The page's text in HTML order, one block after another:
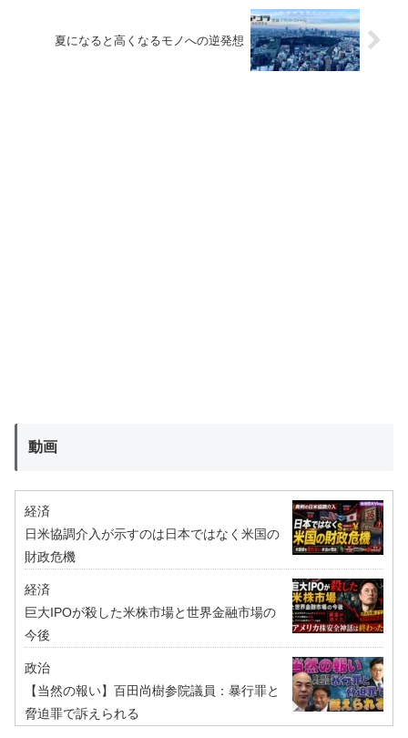
夏になると高くなるモノへの逆発想
動画
経済
日米協調介入が示すのは日本ではなく米国の
財政危機
経済
巨大IPOが殺した米株市場と世界金融市場の
今後
政治
【当然の報い】百田尚樹参院議員：暴行罪と
脅迫罪で訴えられる